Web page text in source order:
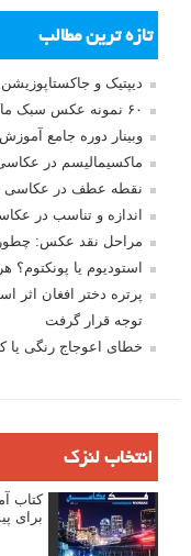
تازه ترین مطالب
دیپتیک و
۶۰ نمونه عکس سبک ماکسیمالیسم
وبینار دوره جامع
ماکسیمالیسم در
نقطه عطف در عکاسی
اندازه و تناسب در
مراحل نقد عکس:
استودیوم یا
پرتره دختر افغان اثر
توجه قرار گرفت
خطای اعوجاج رنگی یا
انتخاب لنزک
کتاب
برای